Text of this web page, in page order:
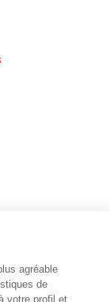
agréable
de
votre profil et